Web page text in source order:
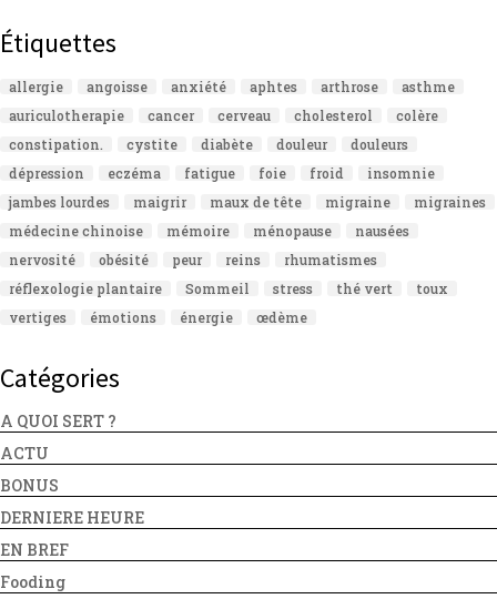
Étiquettes
allergie angoisse anxiété aphtes arthrose
asthme
auriculotherapie
cancer cerveau cholesterol
colère
constipation.
cystite diabète douleur
douleurs
dépression
eczéma fatigue foie froid
insomnie
jambes lourdes
maigrir maux de tête migraine
migraines
médecine chinoise
mémoire ménopause
nausées
nervosité
obésité peur reins
rhumatismes
réflexologie plantaire
Sommeil stress thé vert
toux
vertiges
émotions énergie œdème
Catégories
A QUOI SERT ?
ACTU
BONUS
DERNIERE HEURE
EN BREF
Fooding